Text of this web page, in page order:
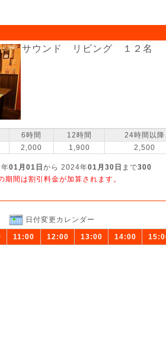
サウンド リビング １２名
6時間 12時間
24時間以降
2,000 1,900 2,500
01月01日 から 2024年01月30日 まで300
期間は割引料金が加算されます。
日付変更カレンダー
11:00 12:00 13:00 14:00